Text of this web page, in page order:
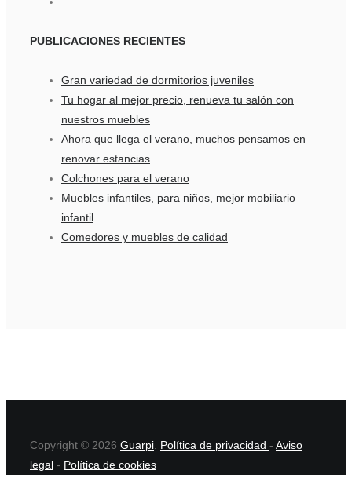
PUBLICACIONES RECIENTES
Gran variedad de dormitorios juveniles
Tu hogar al mejor precio, renueva tu salón con
nuestros muebles
Ahora que llega el verano, muchos pensamos en
renovar estancias
Colchones para el verano
Muebles infantiles, para niños, mejor mobiliario
infantil
Comedores y muebles de calidad
Copyright © 2026 Guarpi Política de privacidad - Aviso
legal - Política de cookies